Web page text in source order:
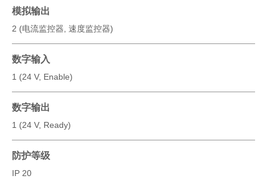
模拟输出
2 (电流监控器, 速度监控器)
数字输入
1 (24 V, Enable)
数字输出
1 (24 V, Ready)
防护等级
IP 20